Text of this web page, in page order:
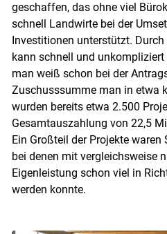
geschaffen, das ohne viel
schnell Landwirte bei der
Investitionen unterstützt.
kann schnell und
man weiß schon bei der
Zuschusssumme man in etwa
wurden bereits etwa 2.500
Gesamtauszahlung von 22,5
Ein Großteil der Projekte
bei denen mit vergleichsweise
Eigenleistung schon viel in
werden konnte.